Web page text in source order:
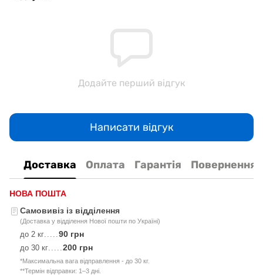
Додайте перший відгук
Написати відгук
Доставка Оплата Гарантія Повернення
НОВА ПОШТА
Самовивіз із відділення
(Доставка у відділення Нової пошти по Україні)
до 2 кг.....90 грн
до 30 кг.....200 грн
*Максимальна вага відправлення - до 30 кг.
**Термін відправки: 1–3 дні.